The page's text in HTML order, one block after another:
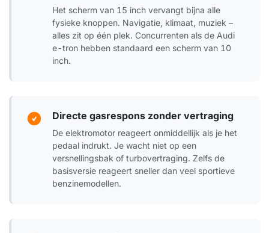
Het scherm van 15 inch vervangt bijna alle
fysieke knoppen. Navigatie, klimaat, muziek –
alles zit op één plek. Concurrenten als de Audi
e-tron hebben standaard een scherm van 10
inch.
Directe gasrespons zonder vertraging
De elektromotor reageert onmiddellijk als je het
pedaal indrukt. Je wacht niet op een
versnellingsbak of turbovertraging. Zelfs de
basisversie reageert sneller dan veel sportieve
benzinemodellen.